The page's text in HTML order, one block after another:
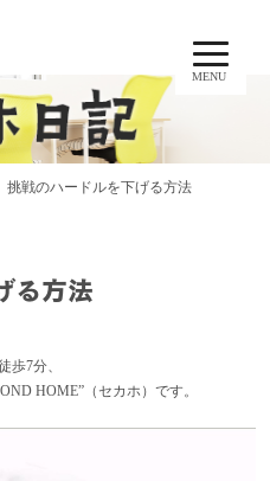
MENU
挑戦のハードルを下げる方法
る方法
歩7分、
HOME”（セカホ）です。